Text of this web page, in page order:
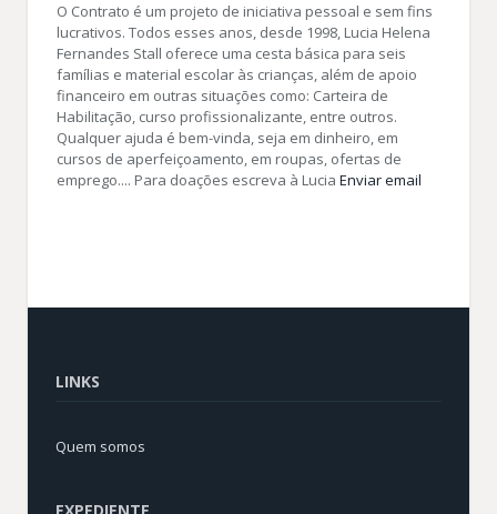
O Contrato é um projeto de iniciativa pessoal e sem fins
lucrativos. Todos esses anos, desde 1998, Lucia Helena
Fernandes Stall oferece uma cesta básica para seis
famílias e material escolar às crianças, além de apoio
financeiro em outras situações como: Carteira de
Habilitação, curso profissionalizante, entre outros.
Qualquer ajuda é bem-vinda, seja em dinheiro, em
cursos de aperfeiçoamento, em roupas, ofertas de
emprego.... Para doações escreva à Lucia Enviar email
LINKS
Quem somos